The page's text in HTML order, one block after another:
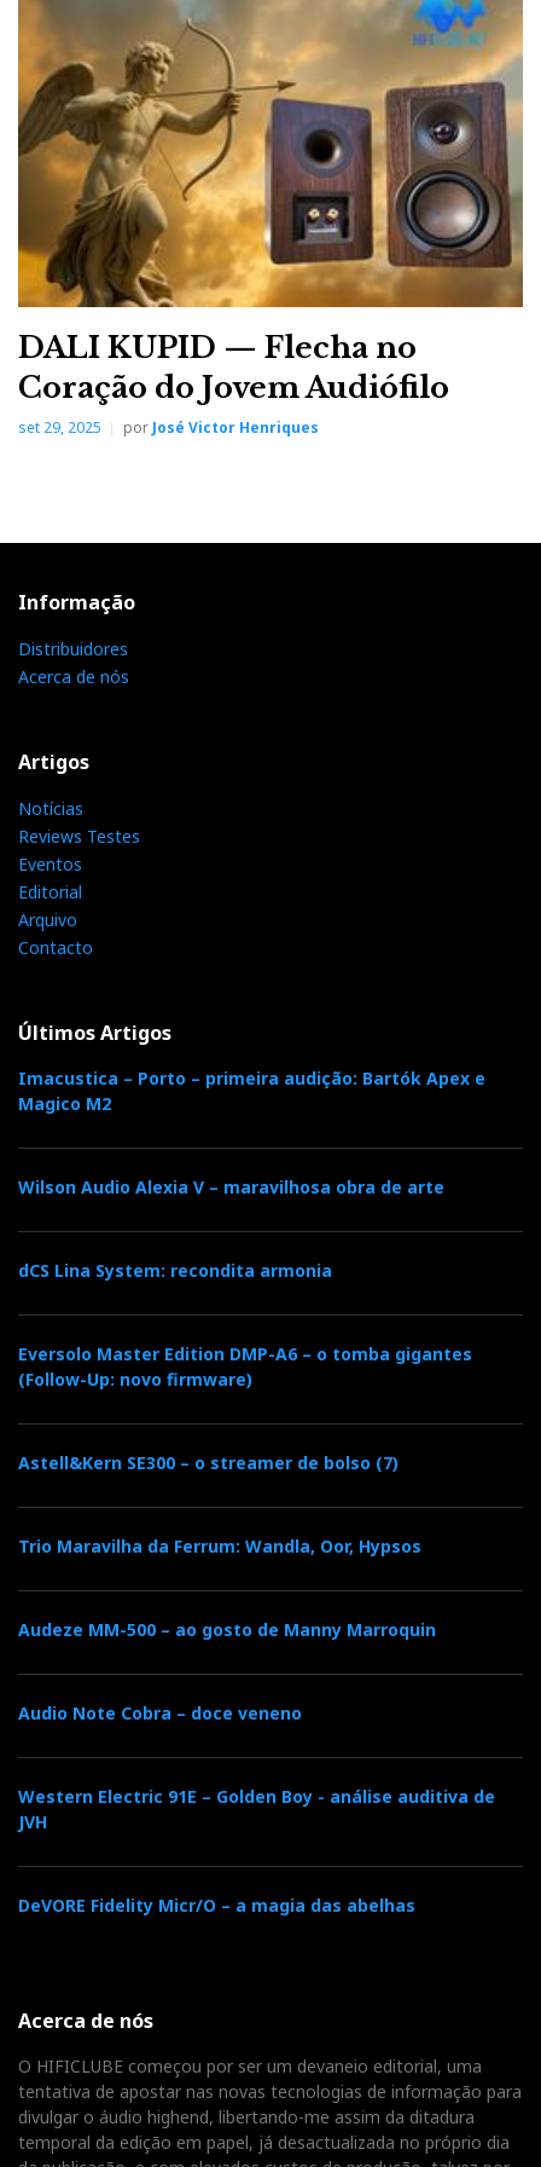
DALI KUPID — Flecha no
Coração do Jovem Audiófilo
set 29, 2025 por José Victor Henriques
Informação
Distribuidores
Acerca de nós
Artigos
Notícias
Reviews Testes
Eventos
Editorial
Arquivo
Contacto
Últimos Artigos
Imacustica – Porto – primeira audição: Bartók Apex e
Magico M2
Wilson Audio Alexia V – maravilhosa obra de arte
dCS Lina System: recondita armonia
Eversolo Master Edition DMP-A6 – o tomba gigantes
(Follow-Up: novo firmware)
Astell&Kern SE300 – o streamer de bolso (7)
Trio Maravilha da Ferrum: Wandla, Oor, Hypsos
Audeze MM-500 – ao gosto de Manny Marroquin
Audio Note Cobra – doce veneno
Western Electric 91E – Golden Boy - análise auditiva de
JVH
DeVORE Fidelity Micr/O – a magia das abelhas
Acerca de nós
O HIFICLUBE começou por ser um devaneio editorial, uma
tentativa de apostar nas novas tecnologias de informação para
divulgar o áudio highend, libertando-me assim da ditadura
temporal da edição em papel, já desactualizada no próprio dia